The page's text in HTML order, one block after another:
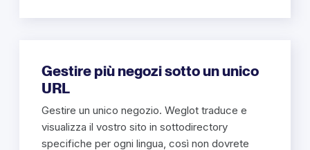
Gestire più negozi sotto un unico
URL
Gestire un unico negozio. Weglot traduce e
visualizza il vostro sito in sottodirectory
specifiche per ogni lingua, così non dovrete